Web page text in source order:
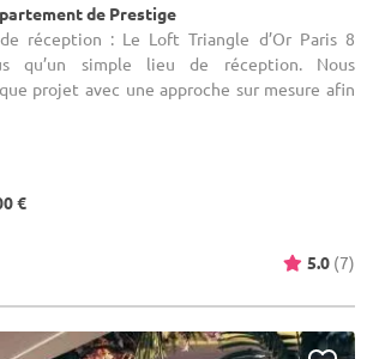
de Prestige
réception : Le Loft Triangle d’Or Paris 8
qu’un simple lieu de réception. Nous
projet avec une approche sur mesure afin
€
5.0 (7)